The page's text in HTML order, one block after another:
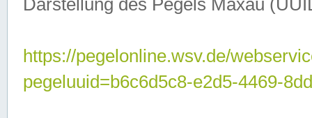
Darstellung des Pegels Maxau
https://pegelonline.wsv.de/
pegeluuid=b6c6d5c8-e2d5-4469-